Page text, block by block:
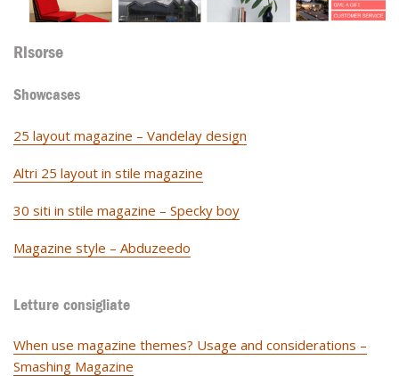
Risorse
Showcases
25 layout magazine – Vandelay design
Altri 25 layout in stile magazine
30 siti in stile magazine – Specky boy
Magazine style – Abduzeedo
Letture consigliate
When use magazine themes? Usage and considerations –
Smashing Magazine